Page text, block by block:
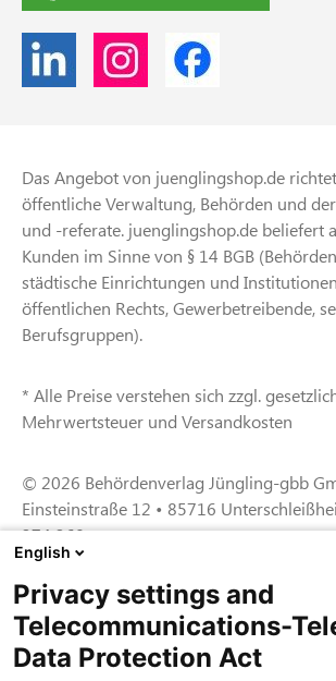
Das Angebot von juenglingshop.de
öffentliche Verwaltung, Behörden und
und -referate. juenglingshop.de beliefert
Kunden im Sinne von § 14 BGB
städtische Einrichtungen und
öffentlichen Rechts, Gewerbetreibende,
Berufsgruppen).
* Alle Preise verstehen sich zzgl.
Mehrwertsteuer und Versandkosten
© 2026 Behördenverlag Jüngling-gbb
Einsteinstraße 12 • 85716
374 360
Zertifiziert für das
entsystem unter TU4® durch
English
Privacy settings and
Telecommunications-
Data Protection Act